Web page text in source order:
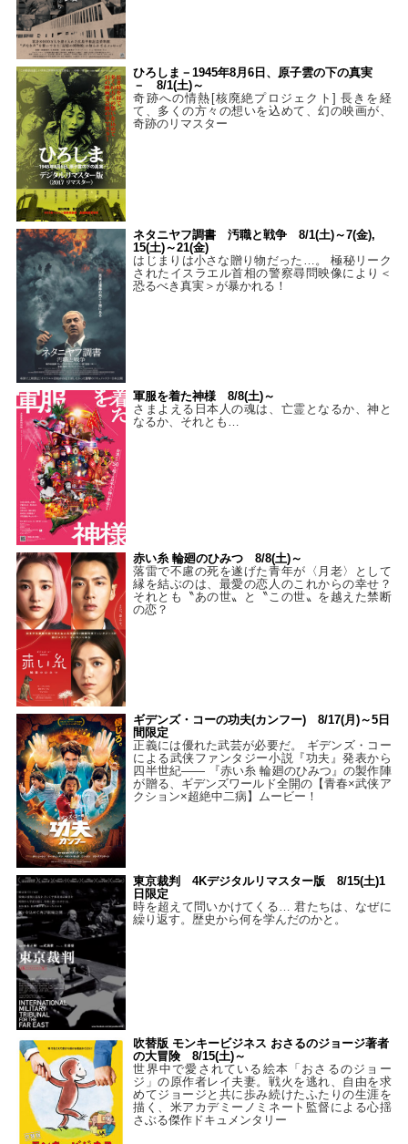
ひろしま－1945年8月6日、原子雲の下の真実
－ 8/1(土)～
奇跡への情熱[核廃絶プロジェクト] 長きを経
て、多くの方々の想いを込めて、幻の映画が、
奇跡のリマスター
ネタニヤフ調書 汚職と戦争 8/1(土)～7(金),
15(土)～21(金)
はじまりは小さな贈り物だった…。 極秘リーク
されたイスラエル首相の警察尋問映像により＜
恐るべき真実＞が暴かれる！
軍服を着た神様 8/8(土)～
さまよえる日本人の魂は、亡霊となるか、神と
なるか、それとも…
赤い糸 輪廻のひみつ 8/8(土)～
落雷で不慮の死を遂げた青年が〈月老〉として
縁を結ぶのは、最愛の恋人のこれからの幸せ？
それとも〝あの世〟と〝この世〟を越えた禁断
の恋？
ギデンズ・コーの功夫(カンフー) 8/17(月)～5日
間限定
正義には優れた武芸が必要だ。 ギデンズ・コー
による武侠ファンタジー小説『功夫』発表から
四半世紀―― 『赤い糸 輪廻のひみつ』の製作陣
が贈る、ギデンズワールド全開の【青春×武侠ア
クション×超絶中二病】ムービー！
東京裁判 4Kデジタルリマスター版 8/15(土)1
日限定
時を超えて問いかけてくる… 君たちは、なぜに
繰り返す。歴史から何を学んだのかと。
吹替版 モンキービジネス おさるのジョージ著者
の大冒険 8/15(土)～
世界中で愛されている絵本「おさるのジョー
ジ」の原作者レイ夫妻。戦火を逃れ、自由を求
めてジョージと共に歩み続けたふたりの生涯を
描く、米アカデミーノミネート監督による心揺
さぶる傑作ドキュメンタリー